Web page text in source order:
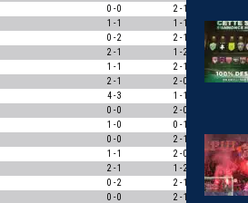
0 - 0 2 - 1
1 - 1 1 - 1
3
0 - 2 2 - 1
0
2 - 1 1 - 2
0
1 - 1 2 - 1
0
2 - 1 2 - 0
1
4 - 3 1 - 1
0 - 0 2 - 0
1 - 0 0 - 1
0 - 0 2 - 1
0
1 - 1 2 - 0
0
2 - 1 1 - 2
0
0 - 2 2 - 1
0
0 - 0 2 - 1
0